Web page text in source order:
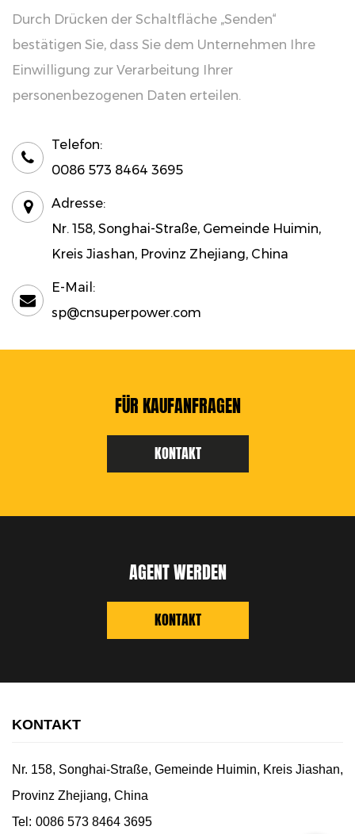
Durch Drücken der Schaltfläche „Senden“
bestätigen Sie, dass Sie dem Unternehmen Ihre
Einwilligung zur Verarbeitung Ihrer
personenbezogenen Daten erteilen.
Telefon:
0086 573 8464 3695
Adresse:
Nr. 158, Songhai-Straße, Gemeinde Huimin,
Kreis Jiashan, Provinz Zhejiang, China
E-Mail:
sp@cnsuperpower.com
FÜR KAUFANFRAGEN
KONTAKT
AGENT WERDEN
KONTAKT
KONTAKT
Nr. 158, Songhai-Straße, Gemeinde Huimin, Kreis Jiashan,
Provinz Zhejiang, China
Tel: 0086 573 8464 3695